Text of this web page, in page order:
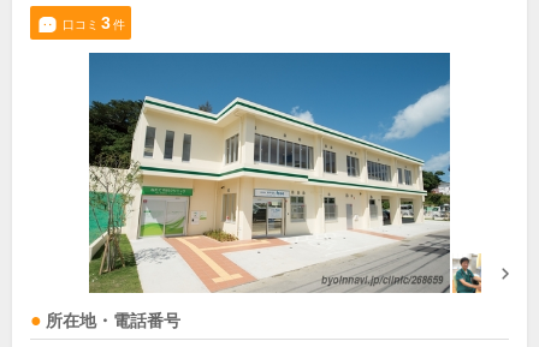
口コミ 3件
所在地・電話番号